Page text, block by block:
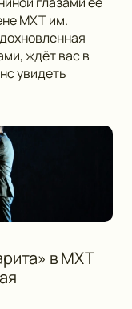
МХТ им.
ждёт вас в
увидеть
в МХТ